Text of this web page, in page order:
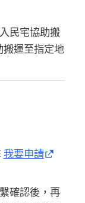
民宅協助搬
搬運至指定地
我要申請
確認後，再